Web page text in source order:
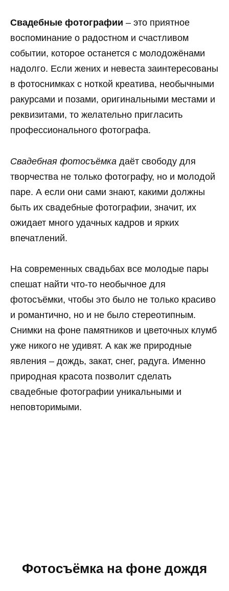
Свадебные фотографии – это приятное
воспоминание о радостном и счастливом
событии, которое останется с молодожёнами
надолго. Если жених и невеста заинтересованы
в фотоснимках с ноткой креатива, необычными
ракурсами и позами, оригинальными местами и
реквизитами, то желательно пригласить
профессионального фотографа.
Свадебная фотосъёмка даёт свободу для
творчества не только фотографу, но и молодой
паре. А если они сами знают, какими должны
быть их свадебные фотографии, значит, их
ожидает много удачных кадров и ярких
впечатлений.
На современных свадьбах все молодые пары
спешат найти что-то необычное для
фотосъёмки, чтобы это было не только красиво
и романтично, но и не было стереотипным.
Снимки на фоне памятников и цветочных клумб
уже никого не удивят. А как же природные
явления – дождь, закат, снег, радуга. Именно
природная красота позволит сделать
свадебные фотографии уникальными и
неповторимыми.
Фотосъёмка на фоне дождя